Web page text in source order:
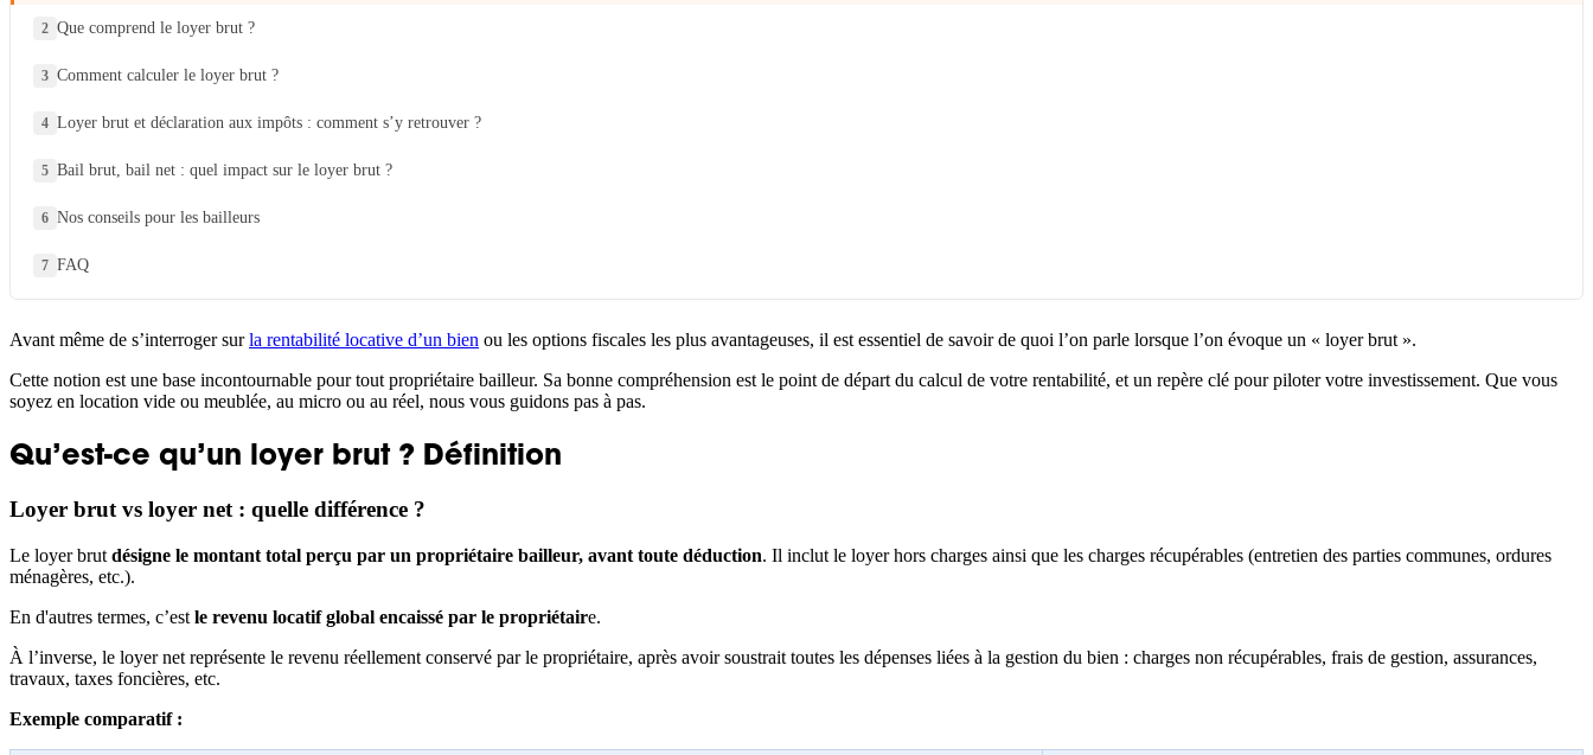
Que comprend le loyer brut ?
Comment calculer le loyer brut ?
Loyer brut et déclaration aux impôts : comment s’y retrouver ?
Bail brut, bail net : quel impact sur le loyer brut ?
Nos conseils pour les bailleurs
FAQ
Avant même de s’interroger surla rentabilité locative d’un bien ou les options fiscales les plus avantageuses, il est essentiel de savoir de quoi l’on parle lorsque l’on évoque un « loyer brut ».
Cette notion est une base incontournable pour tout propriétaire bailleur. Sa bonne compréhension est le point de départ du calcul de votre rentabilité, et un repère clé pour piloter votre investissement. Que vous
soyez en location vide ou meublée, au micro ou au réel, nous vous guidons pas à pas.
Qu’est-ce qu’un loyer brut ? Définition
Loyer brut vs loyer net : quelle différence ?
Le loyer brut désigne le montant total perçu par un propriétaire bailleur, avant toute déduction. Il inclut le loyer hors charges ainsi que les charges récupérables (entretien des parties communes, ordures
ménagères, etc.).
En d'autres termes, c’est le revenu locatif global encaissé par le propriétaire.
À l’inverse, le loyer net représente le revenu réellement conservé par le propriétaire, après avoir soustrait toutes les dépenses liées à la gestion du bien : charges non récupérables, frais de gestion, assurances,
travaux, taxes foncières, etc.
Exemple comparatif :